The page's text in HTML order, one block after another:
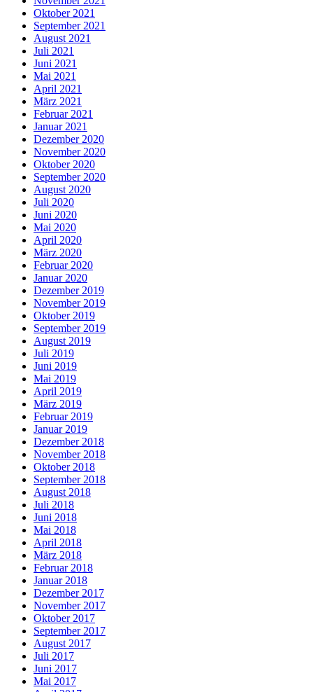
Oktober 2021
September 2021
August 2021
Juli 2021
Juni 2021
Mai 2021
April 2021
März 2021
Februar 2021
Januar 2021
Dezember 2020
November 2020
Oktober 2020
September 2020
August 2020
Juli 2020
Juni 2020
Mai 2020
April 2020
März 2020
Februar 2020
Januar 2020
Dezember 2019
November 2019
Oktober 2019
September 2019
August 2019
Juli 2019
Juni 2019
Mai 2019
April 2019
März 2019
Februar 2019
Januar 2019
Dezember 2018
November 2018
Oktober 2018
September 2018
August 2018
Juli 2018
Juni 2018
Mai 2018
April 2018
März 2018
Februar 2018
Januar 2018
Dezember 2017
November 2017
Oktober 2017
September 2017
August 2017
Juli 2017
Juni 2017
Mai 2017